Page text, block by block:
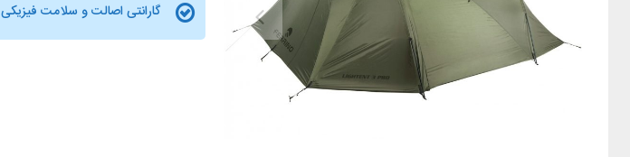
گارانتی اصالت و سلامت فیزیکی